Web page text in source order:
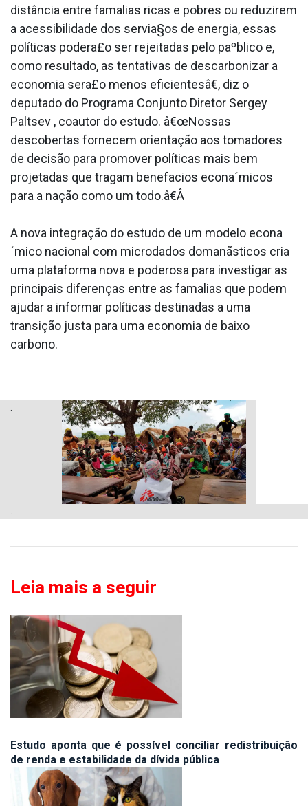
distância entre fama­lias ricas e pobres ou reduzirem
a acessibilidade dos servia§os de energia, essas
políticas podera£o ser rejeitadas pelo paºblico e,
como resultado, as tentativas de descarbonizar a
economia sera£o menos eficientesâ€, diz o
deputado do Programa Conjunto Diretor Sergey
Paltsev , coautor do estudo. â€œNossas
descobertas fornecem orientação aos tomadores
de decisão para promover políticas mais bem
projetadas que tragam benefa­cios econa´micos
para a nação como um todo.â€Â
A nova integração do estudo de um modelo econa
´mico nacional com microdados domanãsticos cria
uma plataforma nova e poderosa para investigar as
principais diferenças entre as fama­lias que podem
ajudar a informar políticas destinadas a uma
transição justa para uma economia de baixo
carbono.
.
.
Leia mais a seguir
Estudo aponta que é possível conciliar redistribuição
de renda e estabilidade da dívida pública